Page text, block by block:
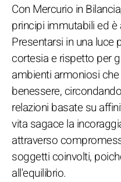
Con Mercurio in
principi immutabili ed è
Presentarsi in una luce
cortesia e rispetto per
ambienti armoniosi
benessere,
relazioni basate su
vita sagace la
attraverso
soggetti coinvolti,
all'equilibrio.